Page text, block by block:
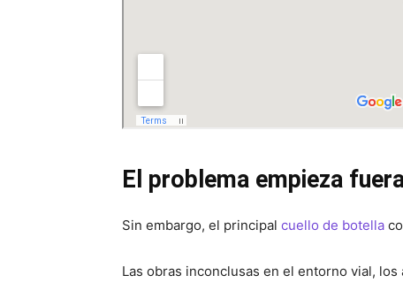
El problema empieza
Sin embargo, el principal cuello de botella
Las obras inconclusas en el entorno vial,